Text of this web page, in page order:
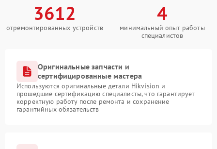
3612
отремонтированных устройств
4
минимальный опыт работы
специалистов
Оригинальные запчасти и
сертифицированные мастера
Используются оригинальные детали Hikvision и
прошедшие сертификацию специалисты, что гарантирует
корректную работу после ремонта и сохранение
гарантийных обязательств